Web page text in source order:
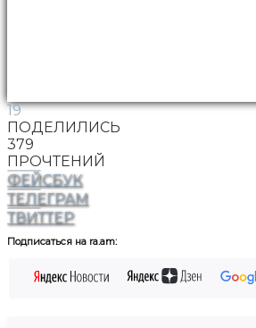
19
ПОДЕЛИЛИСЬ
379
ПРОЧТЕНИЙ
ФЕЙСБУК
ТЕЛЕГРАМ
ТВИТТЕР
Подписаться на ra.am: